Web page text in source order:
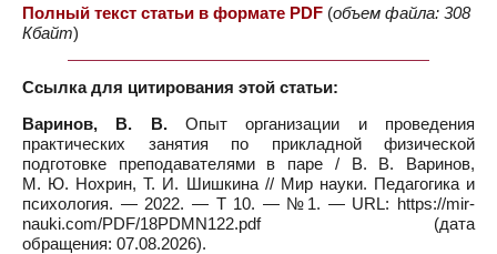
Полный текст статьи в формате PDF (объем файла: 308
Кбайт)
Ссылка для цитирования этой статьи:
Варинов, В. В.Опыт организации и проведения
практических занятия по прикладной физической
подготовке преподавателями в паре / В. В. Варинов,
М. Ю. Нохрин, Т. И. Шишкина // Мир науки. Педагогика и
психология. — 2022. — Т 10. — №1. — URL: https://mir-
nauki.com/PDF/18PDMN122.pdf (дата
обращения: 07.08.2026).